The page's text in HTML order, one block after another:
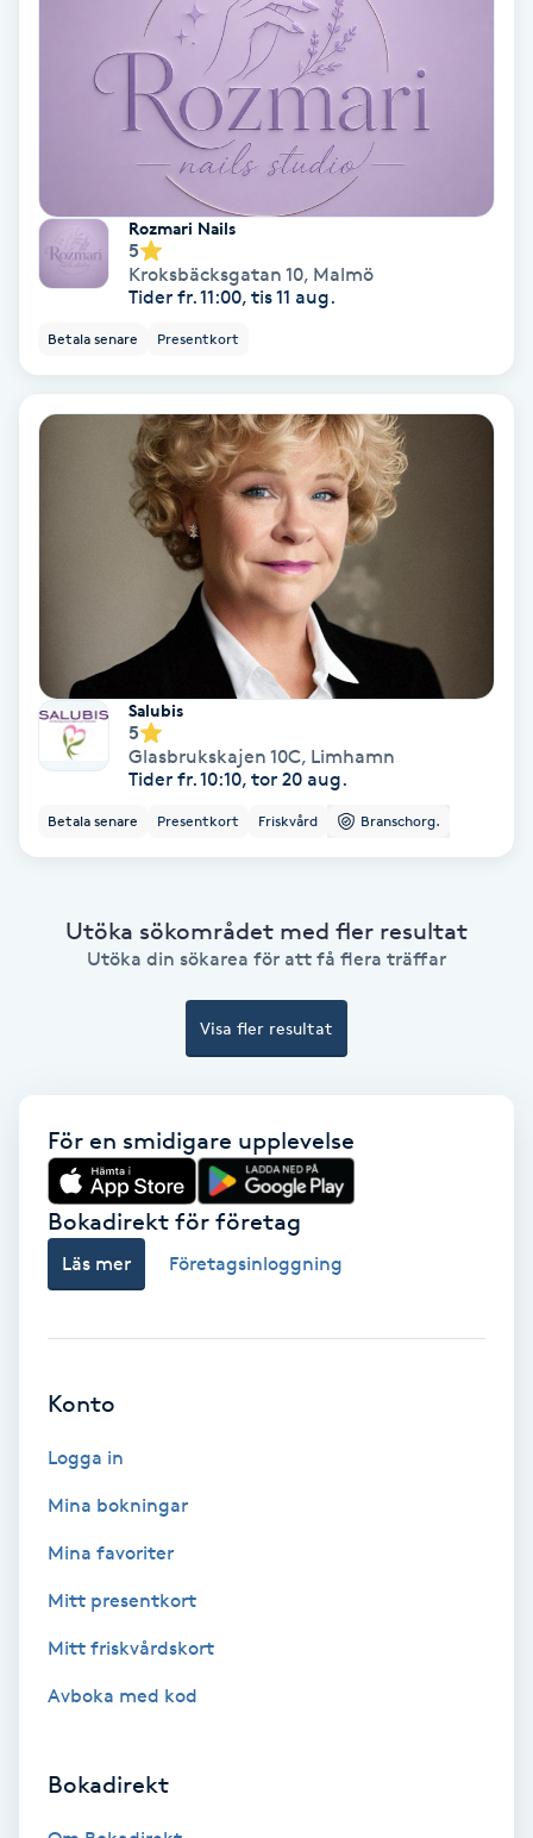
Koppningsmassage
Kosmetisk tatuering
Kroppsinpackning
Kroppspeeling
Käkledsbehandling
Kärlbehandling
Laserbehandling
LED-ljusterapi
Liktornar
LPG-massage
Läpptatuering
Makeup
Medicinsk massage
Meditation
Megavolymfransar
Mesoterapi
Rozmari Nails
5
Kroksbäcksgatan 10, Malmö
Tider fr. 11:00, tis 11 aug.
Betala senare Presentkort
Salubis
5
Glasbrukskajen 10C, Limhamn
Tider fr. 10:10, tor 20 aug.
Betala senare Presentkort Friskvård Branschorg.
Utöka sökområdet med fler resultat
Utöka din sökarea för att få flera träffar
Visa fler resultat
För en smidigare upplevelse
Bokadirekt för företag
Läs mer Företagsinloggning
Konto
Logga in
Mina bokningar
Mina favoriter
Mitt presentkort
Mitt friskvårdskort
Avboka med kod
Bokadirekt